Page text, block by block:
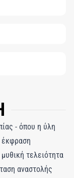
- όπου η ύλη
έκφραση
τελειότητα
αναστολής